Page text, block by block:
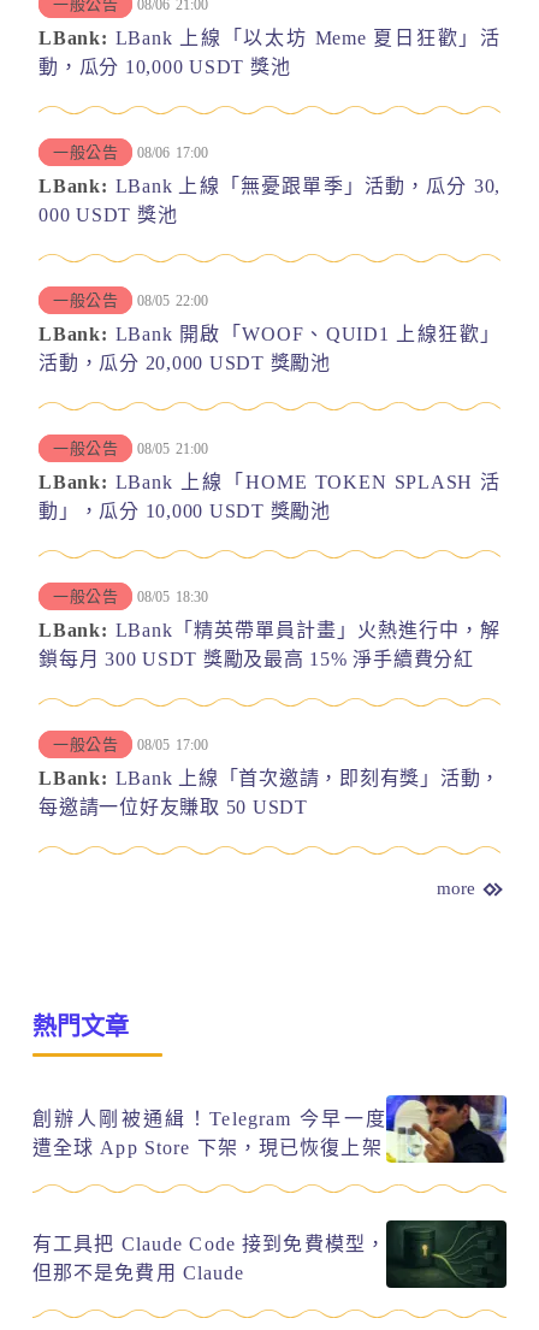
一般公告 08/06 21:00
LBank: LBank 上線「以太坊 Meme 夏日狂歡」活
動，瓜分 10,000 USDT 獎池
一般公告 08/06 17:00
LBank: LBank 上線「無憂跟單季」活動，瓜分 30,
000 USDT 獎池
一般公告 08/05 22:00
LBank: LBank 開啟「WOOF、QUID1 上線狂歡」
活動，瓜分 20,000 USDT 獎勵池
一般公告 08/05 21:00
LBank: LBank 上線「HOME TOKEN SPLASH 活
動」，瓜分 10,000 USDT 獎勵池
一般公告 08/05 18:30
LBank: LBank「精英帶單員計畫」火熱進行中，解
鎖每月 300 USDT 獎勵及最高 15% 淨手續費分紅
一般公告 08/05 17:00
LBank: LBank 上線「首次邀請，即刻有獎」活動，
每邀請一位好友賺取 50 USDT
more
熱門文章
創辦人剛被通緝！Telegram 今早一度
遭全球 App Store 下架，現已恢復上架
有工具把 Claude Code 接到免費模型，
但那不是免費用 Claude